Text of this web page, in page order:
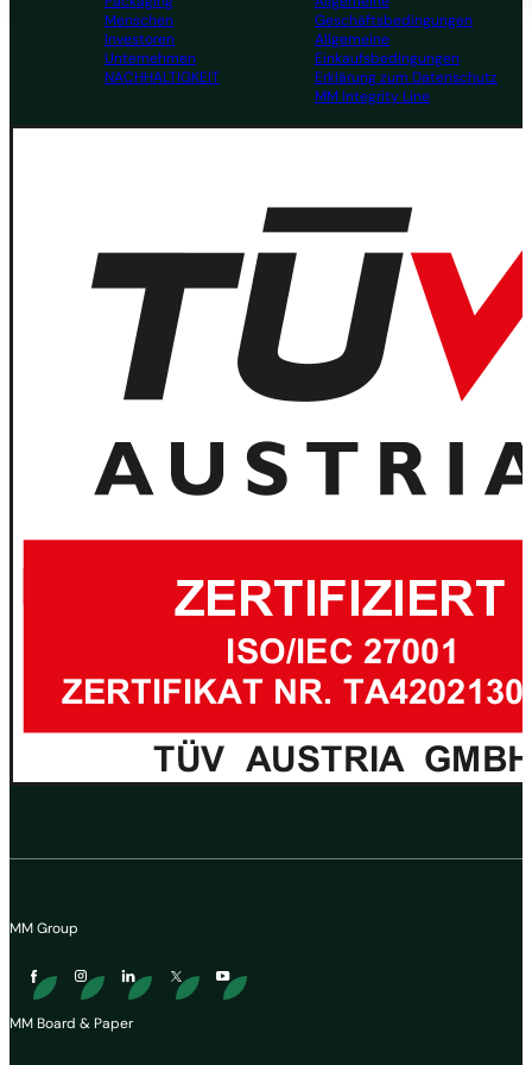
Menschen
Investoren
Unternehmen
NACHHALTIGKEIT
Geschäftsbedingungen
Allgemeine
Einkaufsbedingungen
Erklärung zum Datenschutz
MM Integrity Line
MM Group
MM Board & Paper